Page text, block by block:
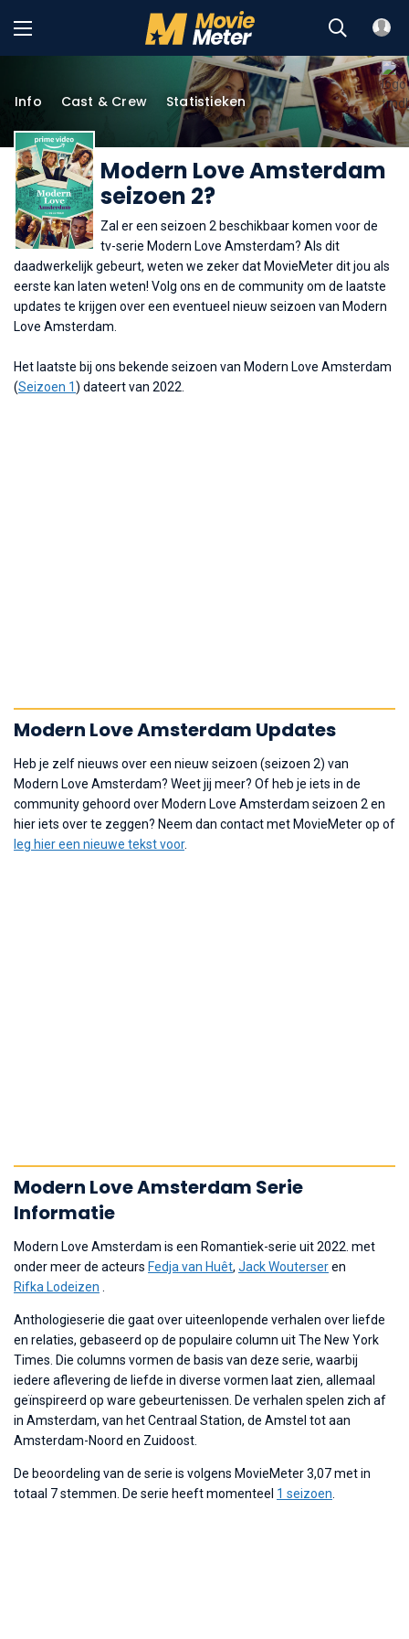
Info Cast & Crew Statistieken
Modern Love Amsterdam
seizoen 2?
Zal er een seizoen 2 beschikbaar komen voor de
tv-serie Modern Love Amsterdam? Als dit
daadwerkelijk gebeurt, weten we zeker dat MovieMeter dit jou als
eerste kan laten weten! Volg ons en de community om de laatste
updates te krijgen over een eventueel nieuw seizoen van Modern
Love Amsterdam.
Het laatste bij ons bekende seizoen van Modern Love Amsterdam
(Seizoen 1) dateert van 2022.
Modern Love Amsterdam Updates
Heb je zelf nieuws over een nieuw seizoen (seizoen 2) van
Modern Love Amsterdam? Weet jij meer? Of heb je iets in de
community gehoord over Modern Love Amsterdam seizoen 2 en
hier iets over te zeggen? Neem dan contact met MovieMeter op of
leg hier een nieuwe tekst voor.
Modern Love Amsterdam Serie
Informatie
Modern Love Amsterdam is een Romantiek-serie uit 2022. met
onder meer de acteurs Fedja van Huêt, Jack Wouterseren
Rifka Lodeizen
Anthologieserie die gaat over uiteenlopende verhalen over liefde
en relaties, gebaseerd op de populaire column uit The New York
Times. Die columns vormen de basis van deze serie, waarbij
iedere aflevering de liefde in diverse vormen laat zien, allemaal
geïnspireerd op ware gebeurtenissen. De verhalen spelen zich af
in Amsterdam, van het Centraal Station, de Amstel tot aan
Amsterdam-Noord en Zuidoost.
De beoordeling van de serie is volgens MovieMeter 3,07 met in
totaal 7 stemmen. De serie heeft momenteel 1 seizoen